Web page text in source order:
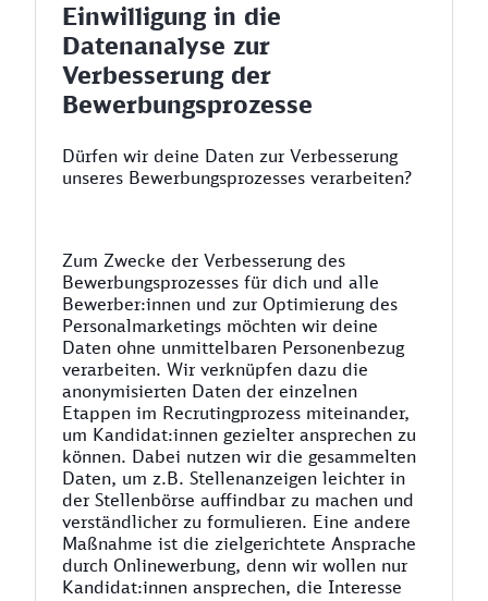
Einwilligung in die
Datenanalyse zur
Verbesserung der
Bewerbungsprozesse
Dürfen wir deine Daten zur Verbesserung
unseres Bewerbungsprozesses verarbeiten?
Zum Zwecke der Verbesserung des
Bewerbungsprozesses für dich und alle
Bewerber:innen und zur Optimierung des
Personalmarketings möchten wir deine
Daten ohne unmittelbaren Personenbezug
verarbeiten. Wir verknüpfen dazu die
anonymisierten Daten der einzelnen
Etappen im Recrutingprozess miteinander,
um Kandidat:innen gezielter ansprechen zu
können. Dabei nutzen wir die gesammelten
Daten, um z.B. Stellenanzeigen leichter in
der Stellenbörse auffindbar zu machen und
verständlicher zu formulieren. Eine andere
Maßnahme ist die zielgerichtete Ansprache
durch Onlinewerbung, denn wir wollen nur
Kandidat:innen ansprechen, die Interesse